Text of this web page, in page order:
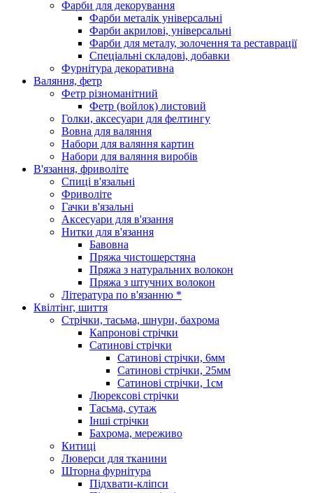
Фарби для декорування
Фарби металік універсальні
Фарби акрилові, універсальні
Фарби для металу, золочення та реставрації
Спеціальні складові, добавки
Фурнітура декоративна
Валяння, фетр
Фетр різноманітний
Фетр (войлок) листовий
Голки, аксесуари для фелтингу
Вовна для валяння
Набори для валяння картин
Набори для валяння виробів
В'язання, фриволіте
Спиці в'язальні
Фриволіте
Гачки в'язальні
Аксесуари для в'язання
Нитки для в'язання
Бавовна
Пряжа чистошерстяна
Пряжа з натуральних волокон
Пряжа з штучних волокон
Література по в'язанню *
Квілтінг, шиття
Стрічки, тасьма, шнури, бахрома
Капронові стрічки
Сатинові стрічки
Сатинові стрічки, 6мм
Сатинові стрічки, 25мм
Сатинові стрічки, 1см
Люрексові стрічки
Тасьма, сутаж
Інші стрічки
Бахрома, мереживо
Китиці
Люверси для тканини
Шторна фурнітура
Підхвати-кліпси